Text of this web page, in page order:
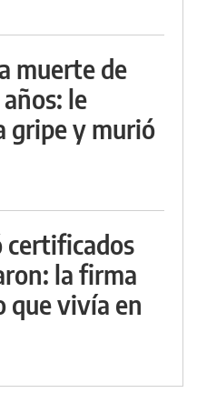
muerte de
le
gripe y murió
certificados
la firma
que vivía en